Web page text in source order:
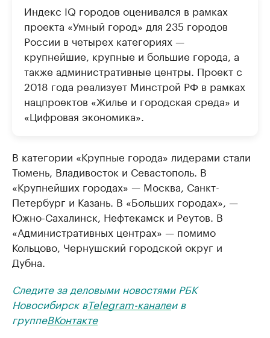
Индекс IQ городов оценивался в рамках
проекта «Умный город» для 235 городов
России в четырех категориях —
крупнейшие, крупные и большие города, а
также административные центры. Проект с
2018 года реализует Минстрой РФ в рамках
нацпроектов «Жилье и городская среда» и
«Цифровая экономика».
В категории «Крупные города» лидерами стали
Тюмень, Владивосток и Севастополь. В
«Крупнейших городах» — Москва, Санкт-
Петербург и Казань. В «Больших городах», —
Южно-Сахалинск, Нефтекамск и Реутов. В
«Административных центрах» — помимо
Кольцово, Чернушский городской округ и
Дубна.
Следите за деловыми новостями РБК
Новосибирск вTelegram-каналеи в
группеВКонтакте